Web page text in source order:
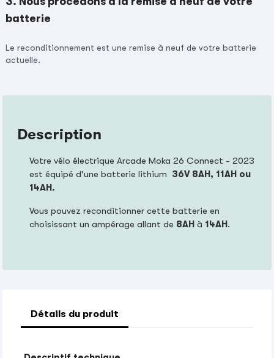
batterie
Le reconditionnement est une remise à neuf de votre batterie
actuelle.
Description
Votre vélo électrique Arcade Moka 26 Connect - 2023
est équipé d'une batterie lithium 36V 8AH, 11AH ou
14AH.
Vous pouvez reconditionner cette batterie en
choisissant un ampérage allant de 8AH à 14AH.
Détails du produit